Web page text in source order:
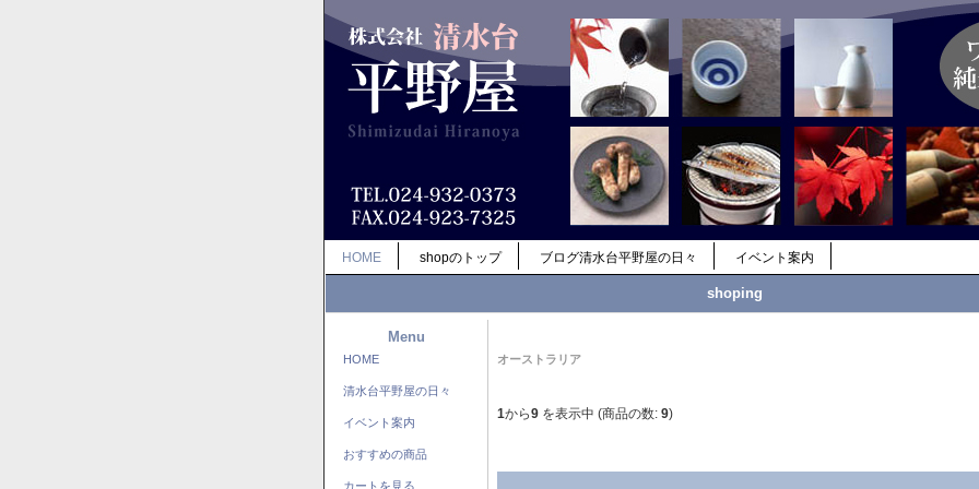
HOME shopのトップ ブログ清水台平野屋の日々 イベント案内
shoping
Menu
HOME
清水台平野屋の日々
イベント案内
おすすめの商品
カートを見る
オーストラリア
1から9 を表示中 (商品の数: 9)